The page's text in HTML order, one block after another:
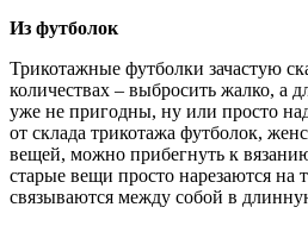
Из футболок
Трикотажные футболки зачастую
количествах – выбросить жалко, а
уже не пригодны, ну или просто
от склада трикотажа футболок,
вещей, можно прибегнуть к
старые вещи просто нарезаются на
связываются между собой в